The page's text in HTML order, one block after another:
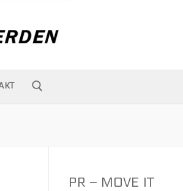
PR – MOVE IT